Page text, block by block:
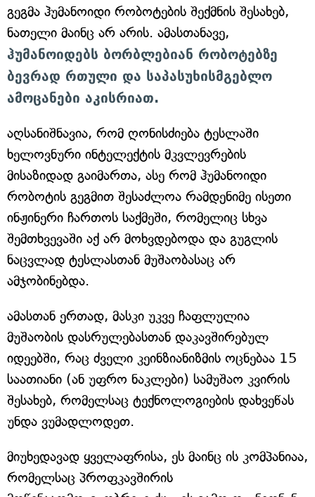
გეგმა ჰუმანოიდი რობოტების შექმნის შესახებ,
ნათელი მაინც არ არის. ამასთანავე,
ჰუმანოიდებს ბორბლებიან რობოტებზე
ბევრად რთული და საპასუხისმგებლო
ამოცანები აკისრიათ.
აღსანიშნავია, რომ ღონისძიება ტესლაში
ხელოვნური ინტელექტის მკვლევრების
მისაზიდად გაიმართა, ასე რომ ჰუმანოიდი
რობოტის გეგმით შესაძლოა რამდენიმე ისეთი
ინჟინერი ჩართოს საქმეში, რომელიც სხვა
შემთხვევაში აქ არ მოხვდებოდა და გუგლის
ნაცვლად ტესლასთან მუშაობასაც არ
ამჯობინებდა.
ამასთან ერთად, მასკი უკვე ჩაფლულია
მუშაობის დასრულებასთან დაკავშირებულ
იდეებში, რაც ძველი კეინზიანიზმის ოცნებაა 15
საათიანი (ან უფრო ნაკლები) სამუშაო კვირის
შესახებ, რომელსაც ტექნოლოგიების დახვეწას
უნდა ვუმადლოდეთ.
მიუხედავად ყველაფრისა, ეს მაინც ის კომპანიაა,
რომელსაც პროფკავშირის